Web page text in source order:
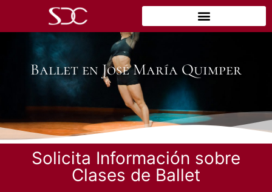
Ballet en José María Quimper
Solicita Información sobre
Clases de Ballet